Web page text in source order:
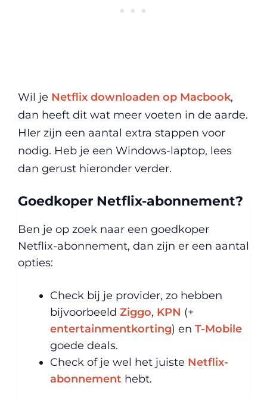
Wil je Netflix downloaden op Macbook,
dan heeft dit wat meer voeten in de aarde.
HIer zijn een aantal extra stappen voor
nodig. Heb je een Windows-laptop, lees
dan gerust hieronder verder.
Goedkoper Netflix-abonnement?
Ben je op zoek naar een goedkoper
Netflix-abonnement, dan zijn er een aantal
opties:
Check bij je provider, zo hebben
bijvoorbeeld Ziggo, KPN (+
entertainmentkorting) en T-Mobile
goede deals.
Check of je wel het juiste Netflix-
abonnement hebt.